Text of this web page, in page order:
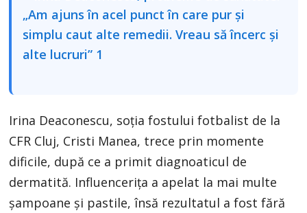
Irina Deaconescu, soția fostului fotbalist de la
CFR Cluj, Cristi Manea, trece prin momente
dificile, după ce a primit diagnoaticul de
dermatită. Influencerița a apelat la mai multe
șampoane și pastile, însă rezultatul a fost fără